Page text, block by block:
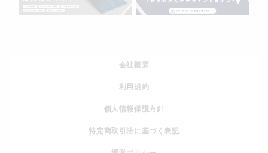
会社概要
利用規約
個人情報保護方針
特定商取引法に基づく表記